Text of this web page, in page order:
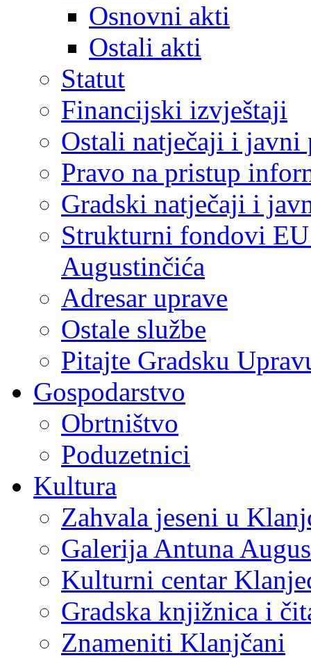
Osnovni akti
Ostali akti
Statut
Financijski izvještaji
Ostali natječaji i javni
Pravo na pristup
Gradski natječaji i
Strukturni fondovi
Augustinčića
Adresar uprave
Ostale službe
Pitajte Gradsku
Gospodarstvo
Obrtništvo
Poduzetnici
Kultura
Zahvala jeseni u
Galerija Antuna
Kulturni centar
Gradska knjižnica i
Znameniti Klanjčani